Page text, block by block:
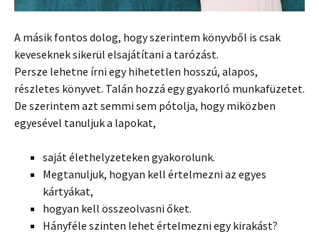
A másik fontos dolog, hogy szerintem könyvből is csak
keveseknek sikerül elsajátítani a tarózást.
Persze lehetne írni egy hihetetlen hosszú, alapos,
részletes könyvet. Talán hozzá egy gyakorló munkafüzetet.
De szerintem azt semmi sem pótolja, hogy miközben
egyesével tanuljuk a lapokat,
saját élethelyzeteken gyakorolunk.
Megtanuljuk, hogyan kell értelmezni az egyes
kártyákat,
hogyan kell összeolvasni őket.
Hányféle szinten lehet értelmezni egy kirakást?